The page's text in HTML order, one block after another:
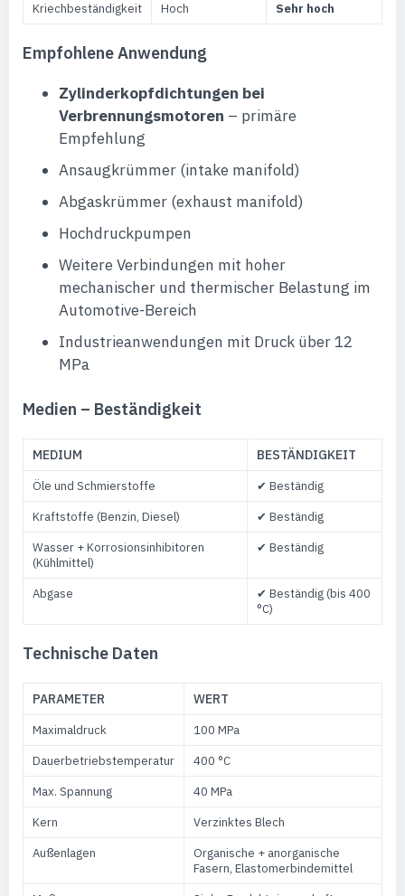
Kriechbeständigkeit
Hoch Sehr hoch
Empfohlene Anwendung
Zylinderkopfdichtungen bei
Verbrennungsmotoren – primäre
Empfehlung
Ansaugkrümmer (intake manifold)
Abgaskrümmer (exhaust manifold)
Hochdruckpumpen
Weitere Verbindungen mit hoher
mechanischer und thermischer Belastung im
Automotive-Bereich
Industrieanwendungen mit Druck über 12
MPa
Medien – Beständigkeit
MEDIUM BESTÄNDIGKEIT
Öle und Schmierstoffe
✔ Beständig
Kraftstoffe (Benzin, Diesel)
✔ Beständig
Wasser + Korrosionsinhibitoren
(Kühlmittel)
✔ Beständig
Abgase
✔ Beständig (bis 400
°C)
Technische Daten
PARAMETER WERT
Maximaldruck
100 MPa
Dauerbetriebstemperatur
400 °C
Max. Spannung
40 MPa
Kern
Verzinktes Blech
Außenlagen
Organische + anorganische
Fasern, Elastomerbindemittel